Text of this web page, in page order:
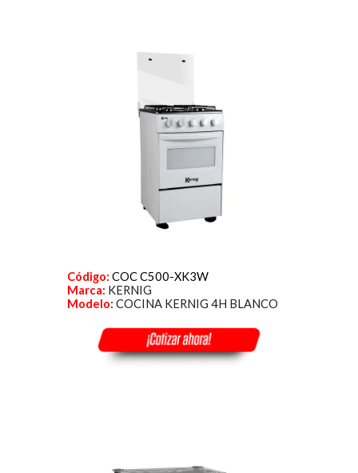
Código: COC C500-XK3W
Marca: KERNIG
Modelo:COCINA KERNIG 4H BLANCO